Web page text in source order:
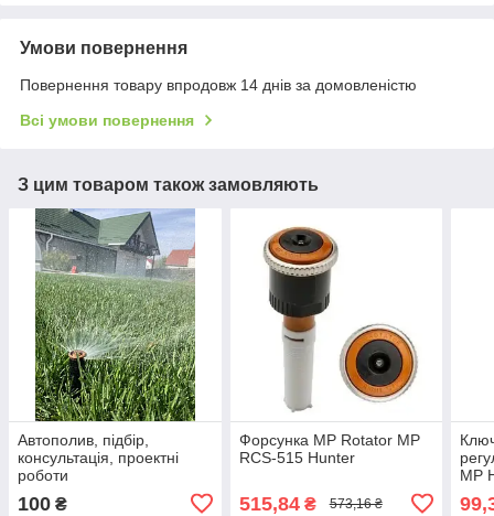
Умови повернення
Повернення товару впродовж 14 днів за домовленістю
Всі умови повернення
З цим товаром також замовляють
Автополив, підбір,
консультація, проектні
роботи
100 ₴
Форсунка MP Rotator MP
RCS-515 Hunter
515,84₴ 573,16 ₴
MP